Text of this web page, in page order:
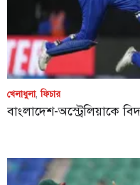
খেলাধুলা,ফিচার
বাংলাদেশ-অস্ট্রেলিয়াকে